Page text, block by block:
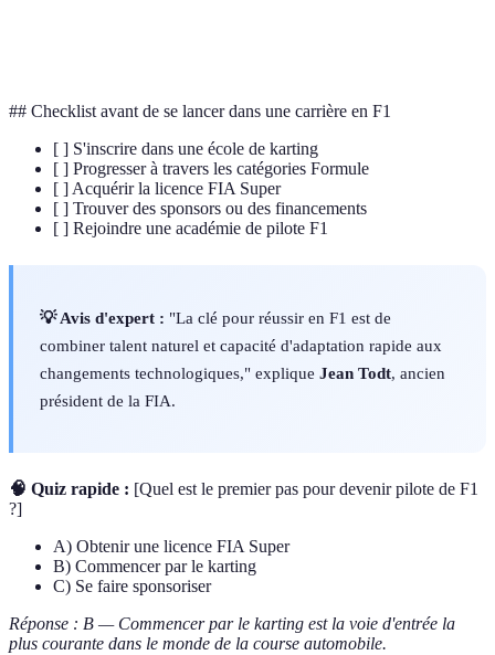
## Checklist avant de se lancer dans une carrière en F1
[ ] S'inscrire dans une école de karting
[ ] Progresser à travers les catégories Formule
[ ] Acquérir la licence FIA Super
[ ] Trouver des sponsors ou des financements
[ ] Rejoindre une académie de pilote F1
💡 Avis d'expert : "La clé pour réussir en F1 est de
combiner talent naturel et capacité d'adaptation rapide aux
changements technologiques," explique Jean Todt, ancien
président de la FIA.
🧠 Quiz rapide : [Quel est le premier pas pour devenir pilote de F1
?]
A) Obtenir une licence FIA Super
B) Commencer par le karting
C) Se faire sponsoriser
Réponse : B — Commencer par le karting est la voie d'entrée la
plus courante dans le monde de la course automobile.